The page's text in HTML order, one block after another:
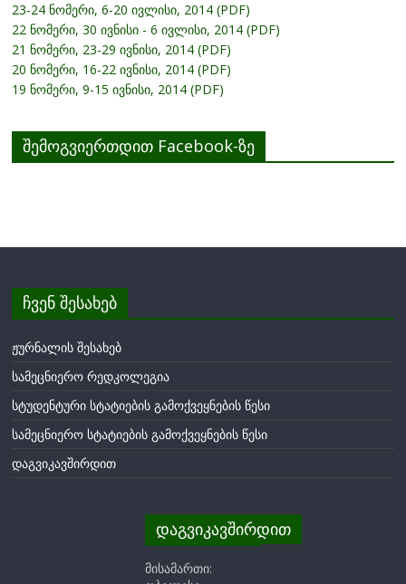
23-24 ნომერი, 6-20 ივლისი, 2014 (PDF)
22 ნომერი, 30 ივნისი - 6 ივლისი, 2014 (PDF)
21 ნომერი, 23-29 ივნისი, 2014 (PDF)
20 ნომერი, 16-22 ივნისი, 2014 (PDF)
19 ნომერი, 9-15 ივნისი, 2014 (PDF)
შემოგვიერთდით Facebook-ზე
ჩვენ შესახებ
ჟურნალის შესახებ
სამეცნიერო რედკოლეგია
სტუდენტური სტატიების გამოქვეყნების წესი
სამეცნიერო სტატიების გამოქვეყნების წესი
დაგვიკავშირდით
დაგვიკავშირდით
მისამართი: